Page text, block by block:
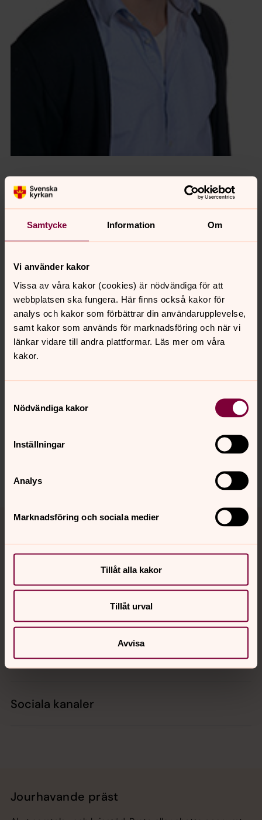
Samtycke Information Om
Vi använder kakor
Vissa av våra kakor (cookies) är nödvändiga för att
webbplatsen ska fungera. Här finns också kakor för
analys och kakor som förbättrar din användarupplevelse,
samt kakor som används för marknadsföring och när vi
länkar vidare till andra plattformar. Läs mer om våra
kakor.
Nödvändiga kakor
Inställningar
Analys
Marknadsföring och sociala medier
Tillåt alla kakor
Tillåt urval
Avvisa
Jakob Wikström
är stiftskonsulent för barn och unga vid
stiftskansliet i Växjö och arbetar bland annat med
Svenska Kyrkans Unga, ledarutbildningen Ung och kallad
och konfirmandfrågor.
Anmälan Fortbildningsveckan
2025
Till anmälan
Senast ändrad 17 maj 2023
Tillbaka till toppen
Tillbaka till innehållet
Kalender
Hitta snabbt
Sociala kanaler
Jourhavande präst